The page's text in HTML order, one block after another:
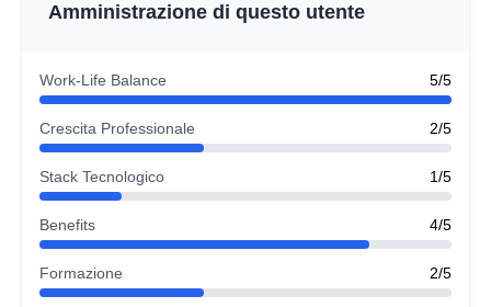
Amministrazione di questo utente
Work-Life Balance 5/5
Crescita Professionale 2/5
Stack Tecnologico 1/5
Benefits 4/5
Formazione 2/5